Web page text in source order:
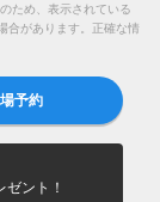
ため、表示されている
合があります。正確な情
予約
ゼント！